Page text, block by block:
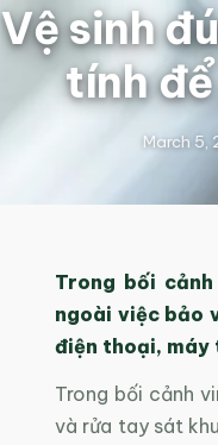
Vệ sinh
tính
March 5,
Trong bối
ngoài việc bảo
điện thoại, máy
Trong bối cảnh
và rửa tay sát